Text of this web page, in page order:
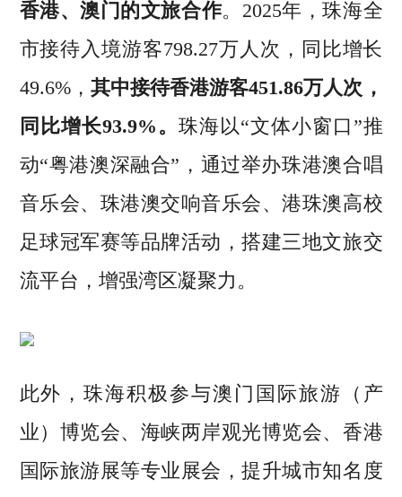
香港、澳门的文旅合作。2025年，珠海全
市接待入境游客798.27万人次，同比增长
49.6%， 其中接待香港游客451.86万人次，
同比增长93.9%。 珠海以“文体小窗口”推
动“粤港澳深融合”，通过举办珠港澳合唱
音乐会、珠港澳交响音乐会、港珠澳高校
足球冠军赛等品牌活动，搭建三地文旅交
流平台，增强湾区凝聚力。
此外，珠海积极参与澳门国际旅游（产
业）博览会、海峡两岸观光博览会、香港
国际旅游展等专业展会，提升城市知名度